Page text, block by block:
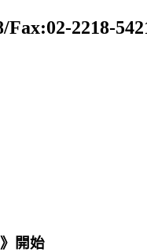
2218-
開始